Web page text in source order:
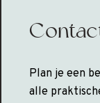
Plan je een
alle